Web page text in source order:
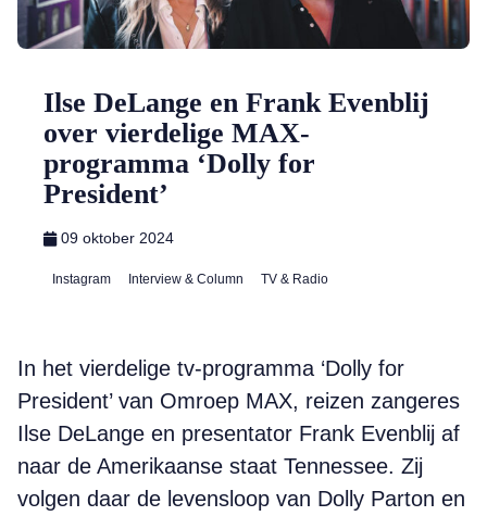
Ilse DeLange en Frank Evenblij
over vierdelige MAX-
programma ‘Dolly for
President’
09 oktober 2024
Instagram Interview & Column TV & Radio
In het vierdelige tv-programma ‘Dolly for
President’ van Omroep MAX, reizen zangeres
Ilse DeLange en presentator Frank Evenblij af
naar de Amerikaanse staat Tennessee. Zij
volgen daar de levensloop van Dolly Parton en